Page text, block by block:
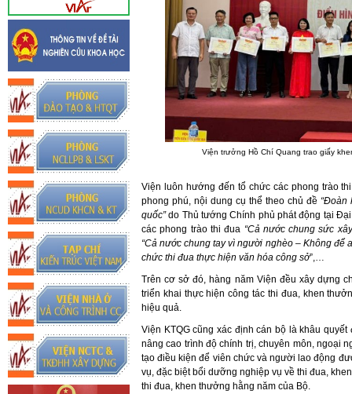
Viện trưởng Hồ Chí Quang trao giấy
Viện luôn hướng đến tổ chức các phong trào
phong phú, nội dung cụ thể theo chủ đề “Đoàn
quốc”do Thủ tướng Chính phủ phát động tại
các phong trào thi đua “Cả nước chung sức
“Cả nước chung tay vì người nghèo – Không để
chức thi đua thực hiện văn hóa công sở”,…
Trên cơ sở đó, hàng năm Viện đều xây dựng
triển khai thực hiện công tác thi đua, khen
hiệu quả.
Viện KTQG cũng xác định cán bộ là khâu
nâng cao trình độ chính trị, chuyên môn, ngoại
tạo điều kiện để viên chức và người lao động
vụ, đặc biệt bổi dưỡng nghiệp vụ về thi đua,
thi đua, khen thưởng hằng năm của Bộ.